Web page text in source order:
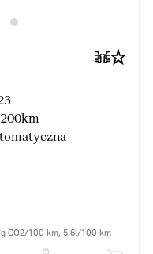
CO2/100 km, 5.6l/100 km